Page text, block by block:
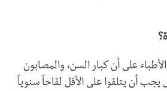
على أن كبار السن، والمصابون
يجب أن يتلقوا على الأقل لقاحاً سنوياً